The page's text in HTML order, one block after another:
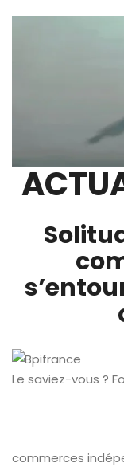
Le saviez-vous ?
commerces